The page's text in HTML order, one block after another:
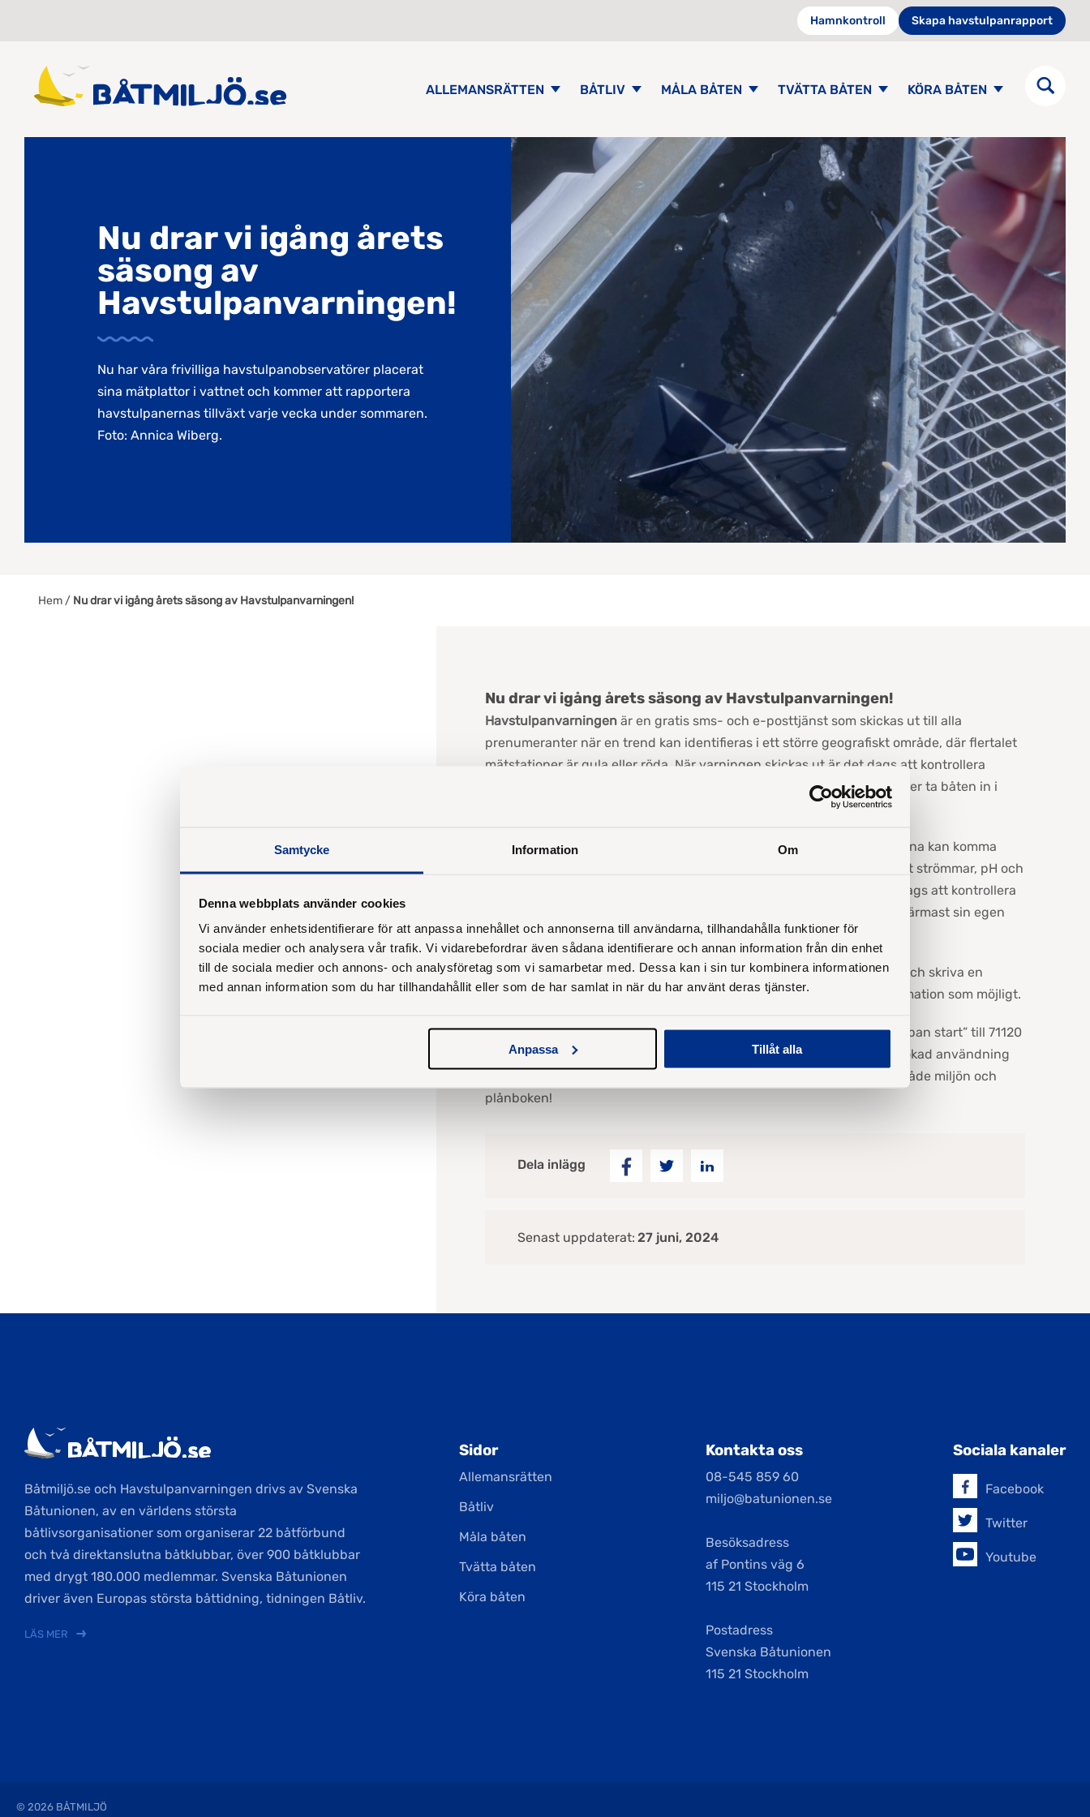
Samtycke Information Om
Denna webbplats använder cookies
Vi använder enhetsidentifierare för att anpassa innehållet och annonserna till användarna, tillhandahålla funktioner för
sociala medier och analysera vår trafik. Vi vidarebefordrar även sådana identifierare och annan information från din enhet
till de sociala medier och annons- och analysföretag som vi samarbetar med. Dessa kan i sin tur kombinera informationen
med annan information som du har tillhandahållit eller som de har samlat in när du har använt deras tjänster.
Anpassa Tillåt alla
Hamnkontroll Skapa havstulpanrapport
ALLEMANSRÄTTEN BÅTLIV MÅLA BÅTEN TVÄTTA BÅTEN KÖRA BÅTEN
Nu drar vi igång årets
säsong av
Havstulpanvarningen!
Nu har våra frivilliga havstulpanobservatörer placerat
sina mätplattor i vattnet och kommer att rapportera
havstulpanernas tillväxt varje vecka under sommaren.
Foto: Annica Wiberg.
Hem / Nu drar vi igång årets säsong av Havstulpanvarningen!
Nu drar vi igång årets säsong av Havstulpanvarningen!
Havstulpanvarningenär en gratis sms- och e-posttjänst som skickas ut till alla
prenumeranter när en trend kan identifieras i ett större geografiskt område, där flertalet
mätstationer är gula eller röda. När varningen skickas ut är det dags att kontrollera
båtbotten och eventuellt besöka en båtbottentvätt, tvätta för hand eller ta båten in i
sötvatten, innan havstulpanerna utvecklar sitt hårda kalkskal.
Dock kan lokala variationer förekomma vilket innebär att havstulpanerna kan komma
snabbare till den ena viken före den andra. Detta beror på bland annat strömmar, pH och
tillgång till närsalter. För att få bästa möjliga underlag om när det är dags att kontrollera
båtbotten rekommenderas att man hittar den mätstation som ligger närmast sin egen
båt påHavstulpankartan, och följer utvecklingen där.
Våra havstulpanobservatörer har möjlighet att lägga till både en bild och skriva en
kommentar, för att ge dig som tittar på Havstulpankartan så bra information som möjligt.
För att prenumerera på Havstulpanvarningen via sms, skicka ”havstulpan start” till 71120
eller anmäl dig via e-post på denna
. Tillsammans bidrar vi till en ökad användning
av alternativa metoder till biocidinnehållande båtbottenfärg, bra för både miljön och
plånboken!
Dela inlägg
Senast uppdaterat: 27 juni, 2024
Båtmiljö.se och Havstulpanvarningen drivs av Svenska
Båtunionen, av en världens största
båtlivsorganisationer som organiserar 22 båtförbund
och två direktanslutna båtklubbar, över 900 båtklubbar
med drygt 180.000 medlemmar. Svenska Båtunionen
driver även Europas största båttidning, tidningen Båtliv.
LÄS MER
Sidor
Allemansrätten
Båtliv
Måla båten
Tvätta båten
Köra båten
Kontakta oss
08-545 859 60
miljo@batunionen.se
Besöksadress
af Pontins väg 6
115 21 Stockholm
Postadress
Svenska Båtunionen
115 21 Stockholm
Sociala kanaler
Facebook
Twitter
Youtube
© 2026 BÅTMILJÖ